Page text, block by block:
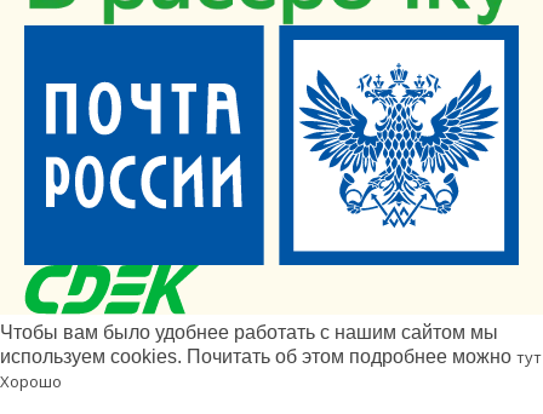
Чтобы вам было удобнее работать с нашим сайтом мы
используем cookies. Почитать об этом подробнее можно тут
Хорошо